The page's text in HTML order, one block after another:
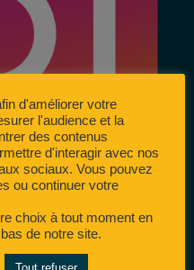
d'améliorer votre
l'audience et la
des contenus
d'interagir avec nos
sociaux. Vous pouvez
ou continuer votre
choix à tout moment en
de notre site.